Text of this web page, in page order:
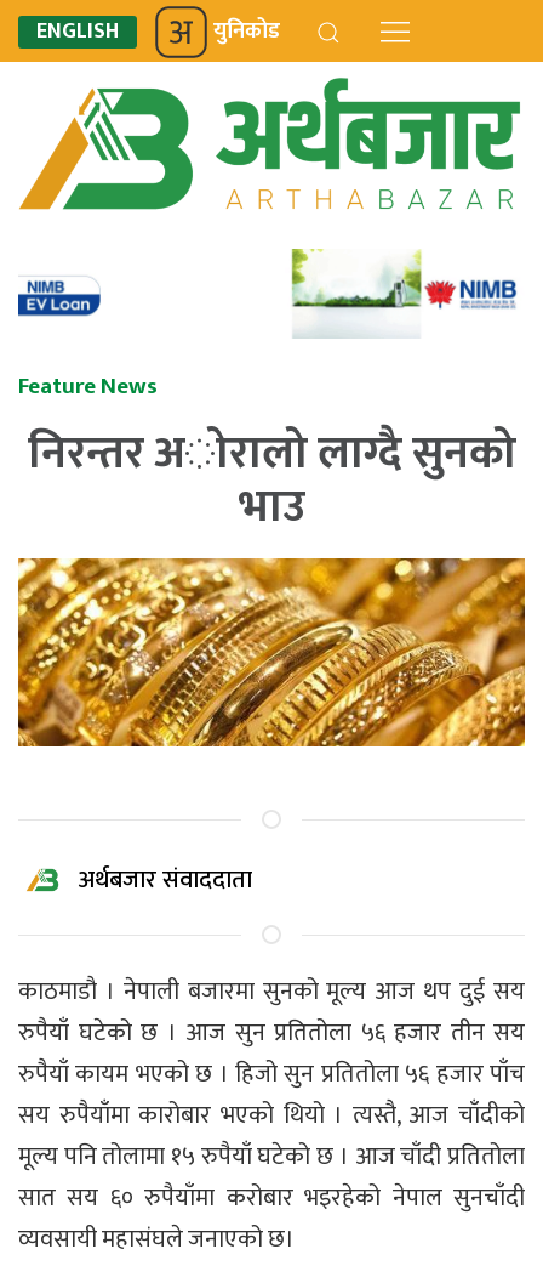
ENGLISH युनिकोड
Feature News
निरन्तर अोरालो लाग्दै सुनको
भाउ
अर्थबजार संवाददाता
काठमाडाै । नेपाली बजारमा सुनको मूल्य आज थप दुई सय
रुपैयाँ घटेको छ । आज सुन प्रतितोला ५६ हजार तीन सय
रुपैयाँ कायम भएको छ । हिजो सुन प्रतितोला ५६ हजार पाँच
सय रुपैयाँमा कारोबार भएको थियो । त्यस्तै, आज चाँदीको
मूल्य पनि तोलामा १५ रुपैयाँ घटेको छ । आज चाँदी प्रतितोला
सात सय ६० रुपैयाँमा करोबार भइरहेको नेपाल सुनचाँदी
व्यवसायी महासंघले जनाएको छ।